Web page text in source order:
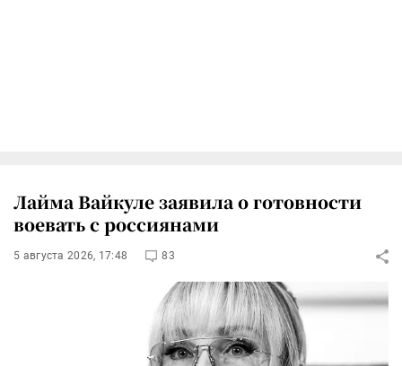
Лайма Вайкуле заявила о готовности
воевать с россиянами
5 августа 2026, 17:48 83